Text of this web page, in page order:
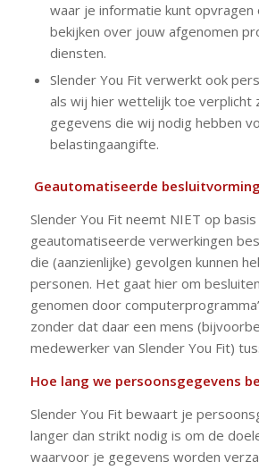
waar je informatie kunt opvragen
bekijken over jouw afgenomen
diensten.
Slender You Fit verwerkt ook
als wij hier wettelijk toe verplicht
gegevens die wij nodig hebben
belastingaangifte.
Geautomatiseerde besluitvorming
Slender You Fit neemt NIET op basis
geautomatiseerde verwerkingen
die (aanzienlijke) gevolgen kunnen
personen. Het gaat hier om
genomen door
zonder dat daar een mens
medewerker van Slender You Fit)
Hoe lang we persoonsgegevens
Slender You Fit bewaart je
langer dan strikt nodig is om de
waarvoor je gegevens worden